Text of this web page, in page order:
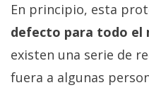
En principio, esta
defecto para todo el
existen una serie de
fuera a algunas